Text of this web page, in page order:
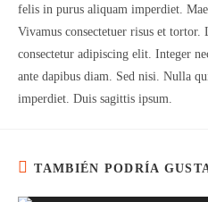
felis in purus aliquam imperdiet.
Vivamus consectetuer risus et tortor.
consectetur adipiscing elit. Integer
ante dapibus diam. Sed nisi. Nulla
imperdiet. Duis sagittis ipsum.
TAMBIÉN PODRÍA